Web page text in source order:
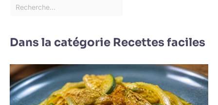
Dans la catégorie Recettes faciles